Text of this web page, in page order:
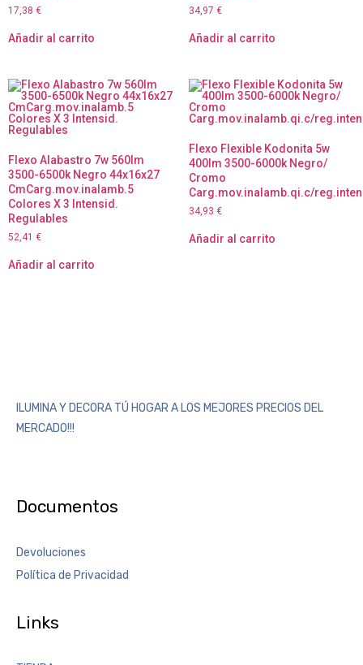
17,38 €
Añadir al carrito
34,97 €
Añadir al carrito
Flexo Alabastro 7w 560lm
3500-6500k Negro 44x16x27
CmCarg.mov.inalamb.5
Colores X 3 Intensid.
Regulables
52,41 €
Añadir al carrito
Flexo Flexible Kodonita 5w
400lm 3500-6000k Negro/
Cromo
Carg.mov.inalamb.qi.c/
34,93 €
Añadir al carrito
ILUMINA Y DECORA TÚ HOGAR A LOS MEJORES PRECIOS DEL
MERCADO!!!
Documentos
Devoluciones
Política de Privacidad
Links